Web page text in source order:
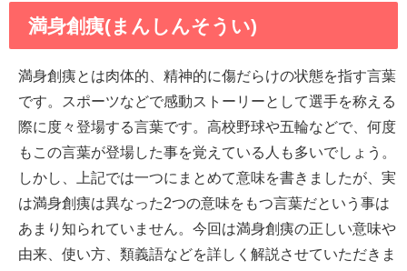
満身創痍(まんしんそうい)
満身創痍とは肉体的、精神的に傷だらけの状態を指す言葉
です。スポーツなどで感動ストーリーとして選手を称える
際に度々登場する言葉です。高校野球や五輪などで、何度
もこの言葉が登場した事を覚えている人も多いでしょう。
しかし、上記では一つにまとめて意味を書きましたが、実
は満身創痍は異なった2つの意味をもつ言葉だという事は
あまり知られていません。今回は満身創痍の正しい意味や
由来、使い方、類義語などを詳しく解説させていただきま